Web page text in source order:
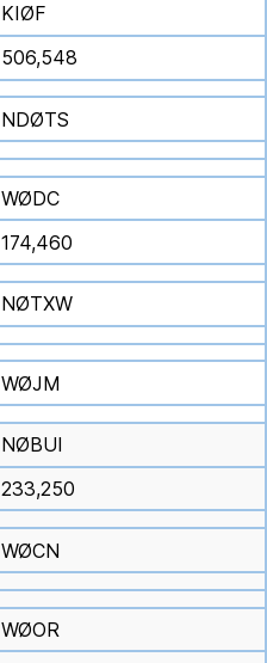
KIØF
506,548
NDØTS
WØDC
174,460
NØTXW
WØJM
NØBUI
233,250
WØCN
WØOR